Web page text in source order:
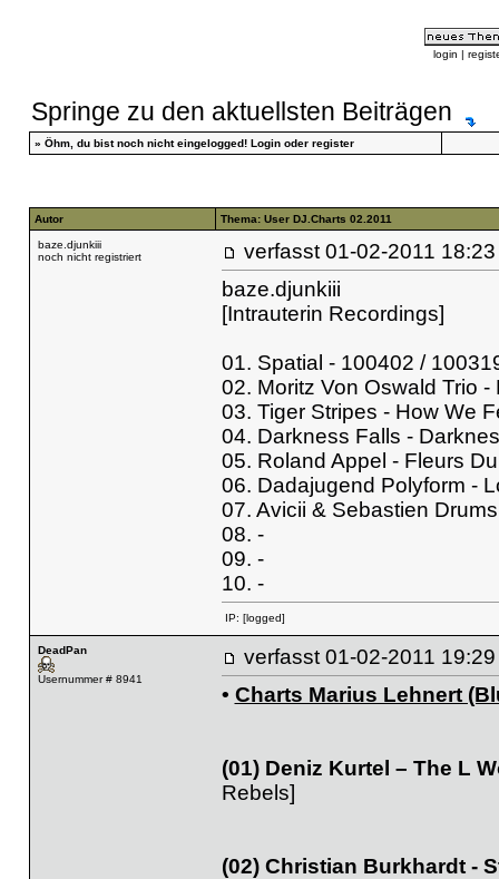
login |
Springe zu den aktuellsten Beiträgen
» Öhm, du bist noch nicht eingelogged! Loginoder register
Autor Thema: User DJ.Charts 02.2011
baze.djunkiii
noch nicht registriert
verfasst 01-02-2011
baze.djunkiii
[Intrauterin Recordings]
01. Spatial - 100402 /
02. Moritz Von Oswald Trio
03. Tiger Stripes - How We
04. Darkness Falls -
05. Roland Appel - Fleurs
06. Dadajugend Polyform -
07. Avicii & Sebastien
08. -
09. -
10. -
IP: [logged]
DeadPan
Usernummer # 8941
verfasst 01-02-2011
• Charts Marius Lehnert
(01) Deniz Kurtel – The L
Rebels]
(02) Christian Burkhardt -